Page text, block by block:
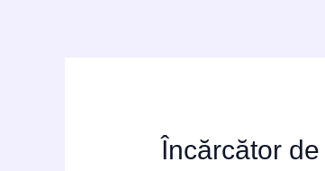
Încărcător